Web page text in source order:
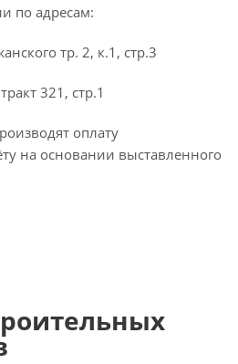
по адресам:
тр. 2, к.1, стр.3
321, стр.1
оплату
на основании выставленного